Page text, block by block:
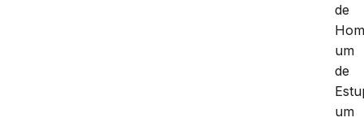
de
um
de
um